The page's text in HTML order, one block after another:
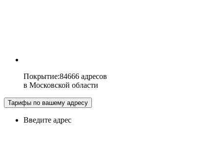
Покрытие:84666 адресов
в Московской области
Тарифы по вашему адресу
Введите адрес